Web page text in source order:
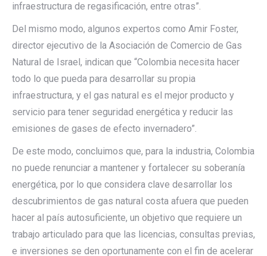
infraestructura de regasificación, entre otras”.
Del mismo modo, algunos expertos como Amir Foster,
director ejecutivo de la Asociación de Comercio de Gas
Natural de Israel, indican que “Colombia necesita hacer
todo lo que pueda para desarrollar su propia
infraestructura, y el gas natural es el mejor producto y
servicio para tener seguridad energética y reducir las
emisiones de gases de efecto invernadero”.
De este modo, concluimos que, para la industria, Colombia
no puede renunciar a mantener y fortalecer su soberanía
energética, por lo que considera clave desarrollar los
descubrimientos de gas natural costa afuera que pueden
hacer al país autosuficiente, un objetivo que requiere un
trabajo articulado para que las licencias, consultas previas,
e inversiones se den oportunamente con el fin de acelerar